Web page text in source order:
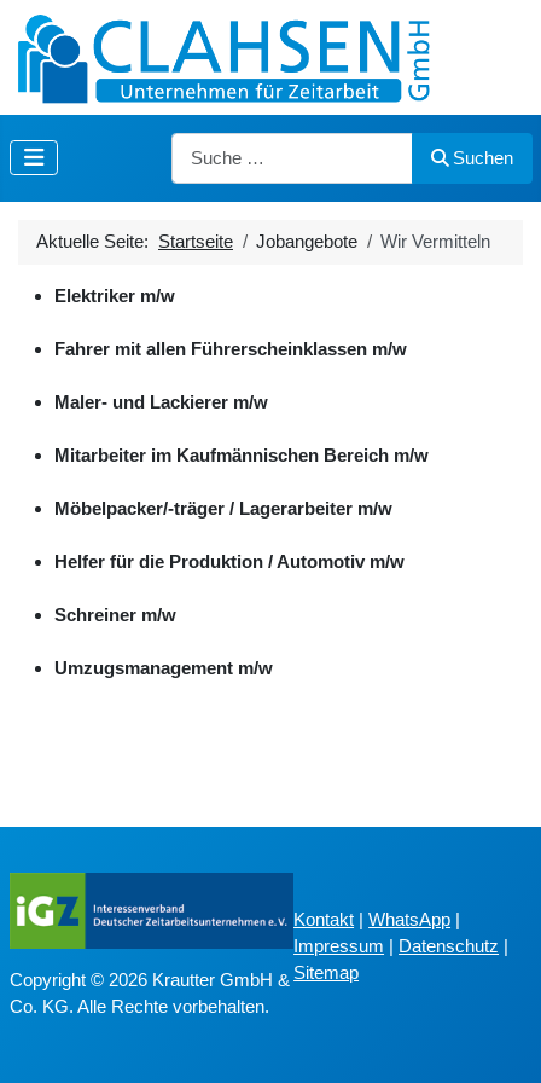
Suchen
Suchen
Aktuelle Seite: Startseite Jobangebote Wir Vermitteln
Elektriker m/w
Fahrer mit allen Führerscheinklassen m/w
Maler- und Lackierer m/w
Mitarbeiter im Kaufmännischen Bereich m/w
Möbelpacker/-träger / Lagerarbeiter m/w
Helfer für die Produktion / Automotiv m/w
Schreiner m/w
Umzugsmanagement m/w
Copyright © 2026 Krautter GmbH &
Co. KG. Alle Rechte vorbehalten.
Kontakt |WhatsApp |
Impressum | Datenschutz |
Sitemap